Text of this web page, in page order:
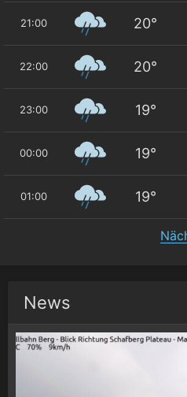
21:00 20°
22:00 20°
23:00 19°
00:00 19°
01:00 19°
News